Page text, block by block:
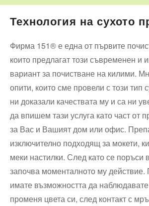
Технология на сухото
Фирма 151® е една от първите
които предлагат този съвременен и
вариант за почистване на килими.
опити, които сме провели с този тип
ни доказали качествата му и са ни
да впишем тази услуга като част от
за Вас и Вашият дом или офис.
изключително подходящ за мокети,
меки настилки. След като се поръси
започва моменталното му действие.
имате възможността да
променя цвета си, след контакт с